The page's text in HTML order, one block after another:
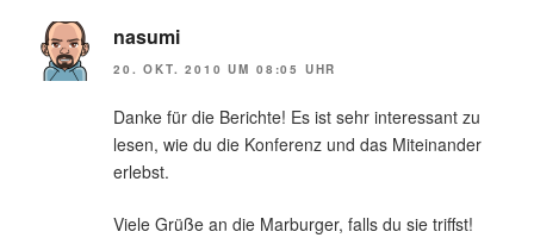
nasumi
20. OKT. 2010 UM 08:05 UHR
Danke für die Berichte! Es ist sehr interessant zu
lesen, wie du die Konferenz und das Miteinander
erlebst.
Viele Grüße an die Marburger, falls du sie triffst!